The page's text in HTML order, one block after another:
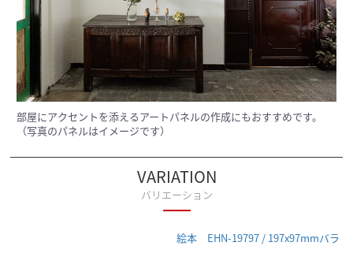
部屋にアクセントを添えるアートパネルの作成にもおすすめです。
（写真のパネルはイメージです）
VARIATION
バリエーション
絵本 EHN-19797 / 197x97mmバラ